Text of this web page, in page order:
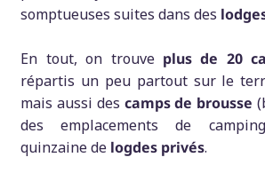
somptueuses suites dans des
En tout, on trouve plus de 20
répartis un peu partout sur le
mais aussi des camps de brousse
des emplacements de
quinzaine de logdes privés.